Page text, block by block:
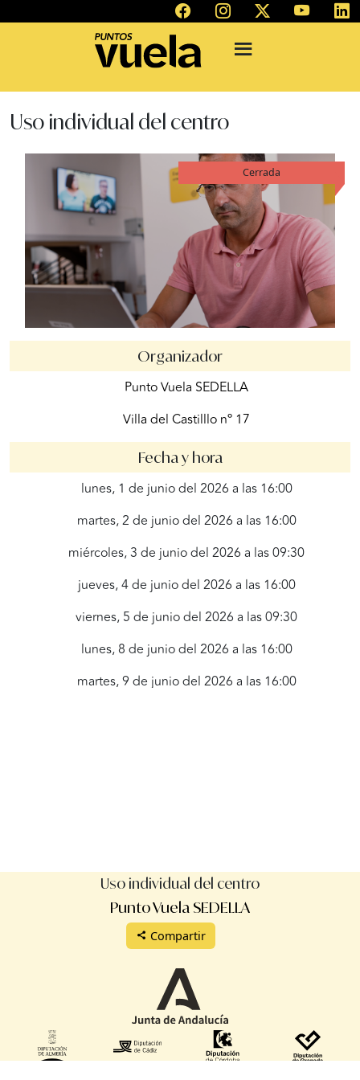
Uso individual del centro
Cerrada
Organizador
Punto Vuela SEDELLA
Villa del Castilllo nº 17
Fecha y hora
lunes, 1 de junio del 2026 a las 16:00
martes, 2 de junio del 2026 a las 16:00
miércoles, 3 de junio del 2026 a las 09:30
jueves, 4 de junio del 2026 a las 16:00
viernes, 5 de junio del 2026 a las 09:30
lunes, 8 de junio del 2026 a las 16:00
martes, 9 de junio del 2026 a las 16:00
miércoles, 17 de junio del 2026 a las 09:30
jueves, 18 de junio del 2026 a las 16:00
viernes, 19 de junio del 2026 a las 09:30
lunes, 22 de junio del 2026 a las 16:00
martes, 23 de junio del 2026 a las 16:00
miércoles, 24 de junio del 2026 a las 09:30
jueves, 25 de junio del 2026 a las 16:00
Uso individual del centro
Punto Vuela SEDELLA
Compartir